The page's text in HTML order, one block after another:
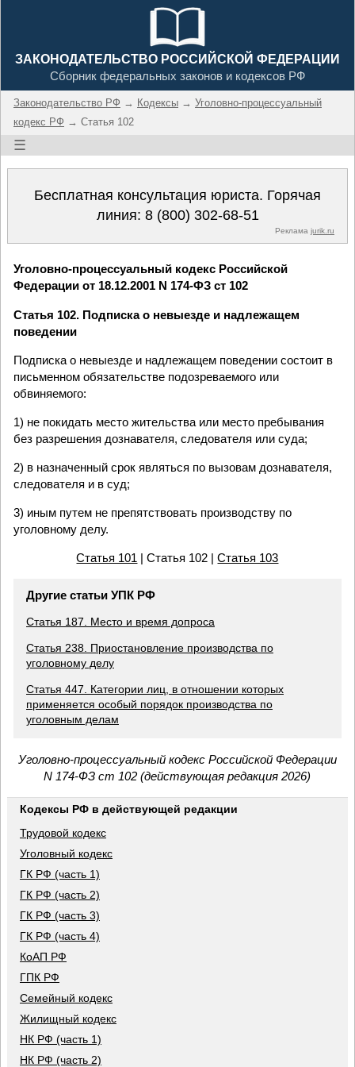
ЗАКОНОДАТЕЛЬСТВО РОССИЙСКОЙ ФЕДЕРАЦИИ
Сборник федеральных законов и кодексов РФ
Законодательство РФ → Кодексы → Уголовно-процессуальный
кодекс РФ → Статья 102
☰
Бесплатная консультация юриста. Горячая
линия: 8 (800) 302-68-51
Реклама jurik.ru
Уголовно-процессуальный кодекс Российской
Федерации от 18.12.2001 N 174-ФЗ ст 102
Статья 102. Подписка о невыезде и надлежащем
поведении
Подписка о невыезде и надлежащем поведении состоит в
письменном обязательстве подозреваемого или
обвиняемого:
1) не покидать место жительства или место пребывания
без разрешения дознавателя, следователя или суда;
2) в назначенный срок являться по вызовам дознавателя,
следователя и в суд;
3) иным путем не препятствовать производству по
уголовному делу.
Статья 101 | Статья 102 |Статья 103
Другие статьи УПК РФ
Статья 187. Место и время допроса
Статья 238. Приостановление производства по
уголовному делу
Статья 447. Категории лиц, в отношении которых
применяется особый порядок производства по
уголовным делам
Уголовно-процессуальный кодекс Российской Федерации
N 174-ФЗ ст 102 (действующая редакция 2026)
Кодексы РФ в действующей редакции
Трудовой кодекс
Уголовный кодекс
ГК РФ (часть 1)
ГК РФ (часть 2)
ГК РФ (часть 3)
ГК РФ (часть 4)
КоАП РФ
ГПК РФ
Семейный кодекс
Жилищный кодекс
НК РФ (часть 1)
НК РФ (часть 2)